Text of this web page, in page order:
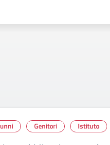
Genitori Istituto